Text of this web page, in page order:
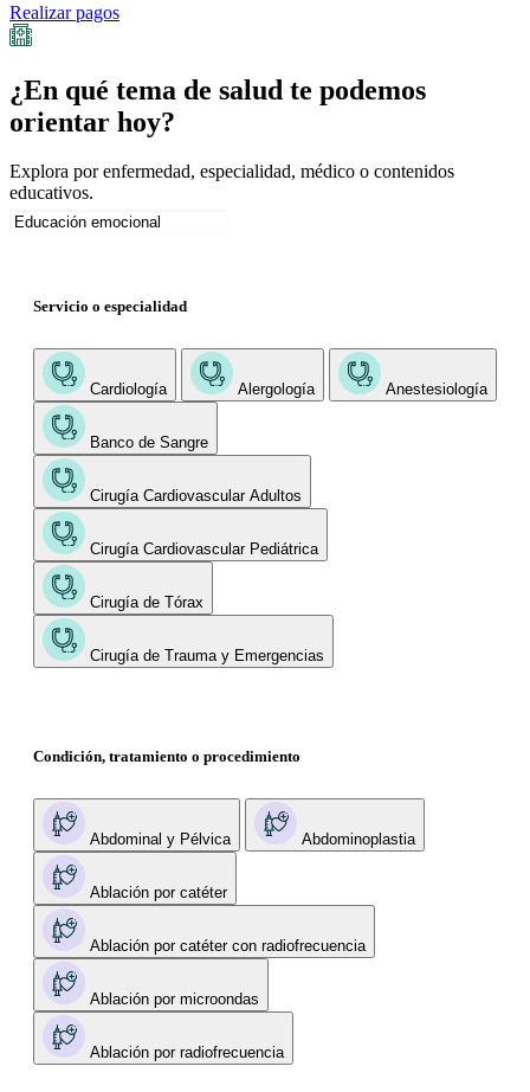
Realizar pagos
¿En qué tema de salud te podemos
orientar hoy?
Explora por enfermedad, especialidad, médico o contenidos
educativos.
Servicio o especialidad
Cardiología Alergología Anestesiología
Banco de Sangre
Cirugía Cardiovascular Adultos
Cirugía Cardiovascular Pediátrica
Cirugía de Tórax
Cirugía de Trauma y Emergencias
Condición, tratamiento o procedimiento
Abdominal y Pélvica Abdominoplastia
Ablación por catéter
Ablación por catéter con radiofrecuencia
Ablación por microondas
Ablación por radiofrecuencia